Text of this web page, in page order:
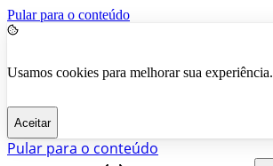
Pular para o conteúdo
Usamos cookies para melhorar sua experiência.
Aceitar
Pular para o conteúdo